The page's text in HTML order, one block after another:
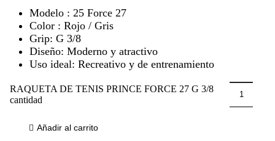
Modelo : 25 Force 27​
Color : Rojo / Gris
Grip: G 3/8
Diseño: Moderno y atractivo
Uso ideal: Recreativo y de entrenamiento
RAQUETA DE TENIS PRINCE FORCE 27 G 3/8
cantidad
Añadir al carrito